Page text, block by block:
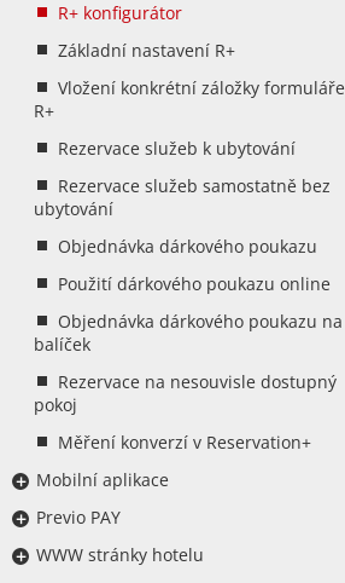
R+ konfigurátor
Základní nastavení R+
Vložení konkrétní záložky formuláře
R+
Rezervace služeb k ubytování
Rezervace služeb samostatně bez
ubytování
Objednávka dárkového poukazu
Použití dárkového poukazu online
Objednávka dárkového poukazu na
balíček
Rezervace na nesouvisle dostupný
pokoj
Měření konverzí v Reservation+
Mobilní aplikace
Previo PAY
WWW stránky hotelu